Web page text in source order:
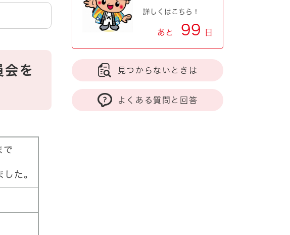
を
で
た。
詳しくはこちら！
あと 99 日
見つからないときは
よくある質問と回答